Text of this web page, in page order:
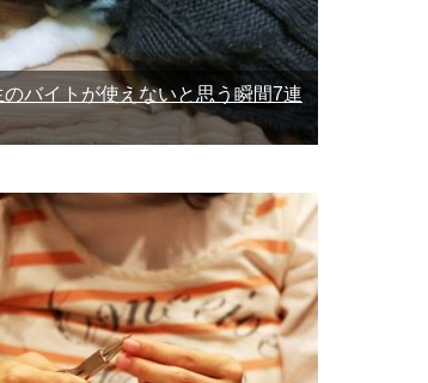
のバイトが使えないと思う瞬間7連